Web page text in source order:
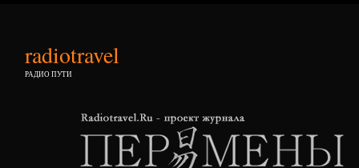
radiotravel
РАДИО ПУТИ